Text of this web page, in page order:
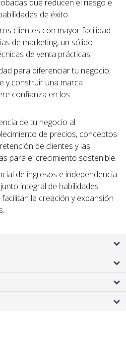
que reducen el riesgo e
de éxito.
clientes con mayor facilidad
de marketing, un sólido
de venta prácticas.
para diferenciar tu negocio,
y construir una marca
confianza en los
de tu negocio al
de precios, conceptos
de clientes y las
para el crecimiento sostenible.
de ingresos e independencia
integral de habilidades
la creación y expansión